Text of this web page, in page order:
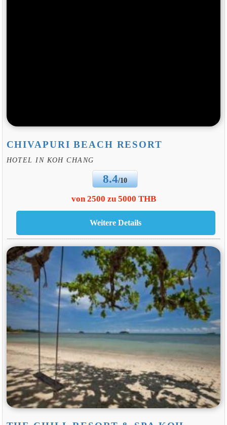
CHIVAPURI BEACH RESORT
HOTEL IN KOH CHANG
8.4/10
von 2500 zu 5000 THB